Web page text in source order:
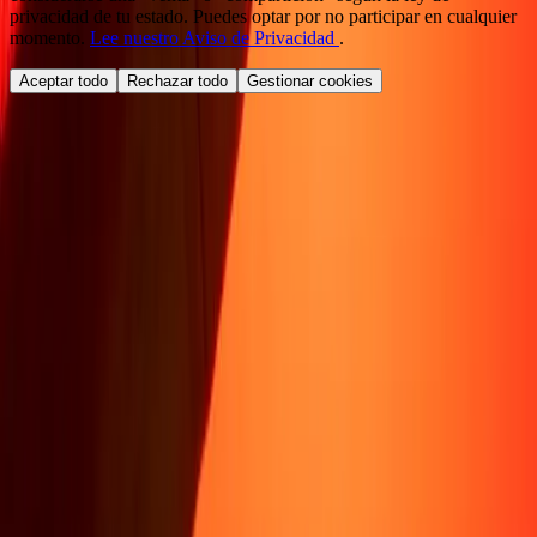
privacidad de tu estado. Puedes optar por no participar en cualquier
momento. Lee nuestro Aviso de Privacidad .
Aceptar todo Rechazar todo Gestionar cookies